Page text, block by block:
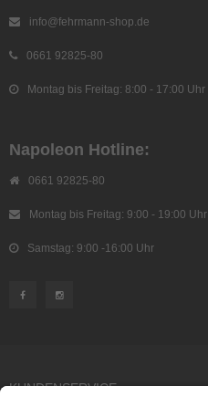
info@fehrmann-shop.de
0661 92825-80
Montag bis Freitag: 8:00 - 17:00 Uhr
Napoleon Hotline:
0661 92825-80
Montag bis Freitag: 9:00 - 19:00 Uhr
Samstag: 9:00 -16:00 Uhr
KUNDENSERVICE